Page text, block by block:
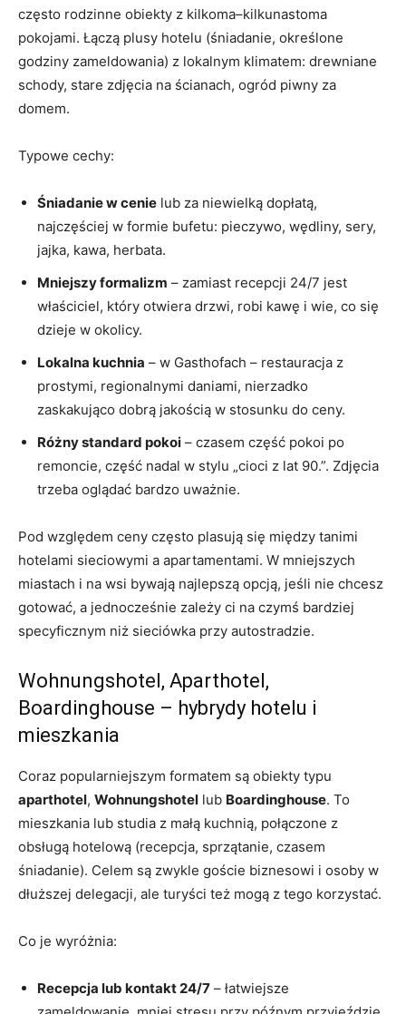
często rodzinne obiekty z kilkoma–kilkunastoma
pokojami. Łączą plusy hotelu (śniadanie, określone
godziny zameldowania) z lokalnym klimatem: drewniane
schody, stare zdjęcia na ścianach, ogród piwny za
domem.
Typowe cechy:
Śniadanie w cenie lub za niewielką dopłatą,
najczęściej w formie bufetu: pieczywo, wędliny, sery,
jajka, kawa, herbata.
Mniejszy formalizm – zamiast recepcji 24/7 jest
właściciel, który otwiera drzwi, robi kawę i wie, co się
dzieje w okolicy.
Lokalna kuchnia – w Gasthofach – restauracja z
prostymi, regionalnymi daniami, nierzadko
zaskakująco dobrą jakością w stosunku do ceny.
Różny standard pokoi – czasem część pokoi po
remoncie, część nadal w stylu „cioci z lat 90.”. Zdjęcia
trzeba oglądać bardzo uważnie.
Pod względem ceny często plasują się między tanimi
hotelami sieciowymi a apartamentami. W mniejszych
miastach i na wsi bywają najlepszą opcją, jeśli nie chcesz
gotować, a jednocześnie zależy ci na czymś bardziej
specyficznym niż sieciówka przy autostradzie.
Wohnungshotel, Aparthotel,
Boardinghouse – hybrydy hotelu i
mieszkania
Coraz popularniejszym formatem są obiekty typu
aparthotel, Wohnungshotel lub Boardinghouse. To
mieszkania lub studia z małą kuchnią, połączone z
obsługą hotelową (recepcja, sprzątanie, czasem
śniadanie). Celem są zwykle goście biznesowi i osoby w
dłuższej delegacji, ale turyści też mogą z tego korzystać.
Co je wyróżnia:
Recepcja lub kontakt 24/7 – łatwiejsze